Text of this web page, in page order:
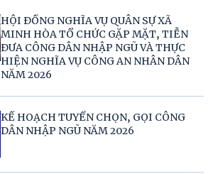
HỘI ĐỒNG NGHĨA VỤ QUÂN SỰ XÃ
MINH HÒA TỔ CHỨC GẶP MẶT, TIỄN
ĐƯA CÔNG DÂN NHẬP NGŨ VÀ THỰC
HIỆN NGHĨA VỤ CÔNG AN NHÂN DÂN
NĂM 2026
KẾ HOẠCH TUYỂN CHỌN, GỌI CÔNG
DÂN NHẬP NGŨ NĂM 2026